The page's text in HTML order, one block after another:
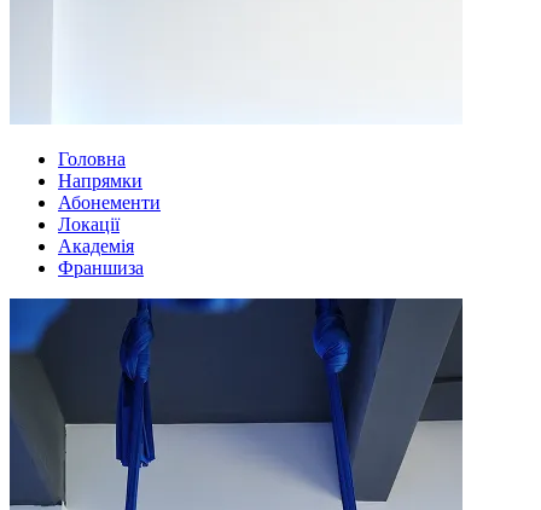
Головна
Напрямки
Абонементи
Локації
Академія
Франшиза